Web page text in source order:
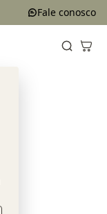
Fale conosco